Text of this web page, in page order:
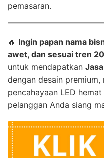
pemasaran.
🔥 Ingin papan nama
awet, dan sesuai tren
untuk mendapatkan
dengan desain
pencahayaan LED
pelanggan Anda siang